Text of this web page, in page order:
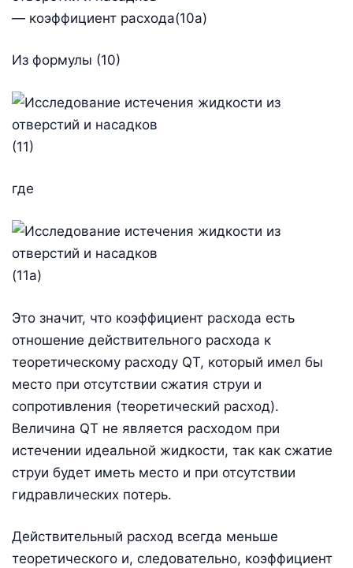
— коэффициент расхода(10а)
Из формулы (10)
(11)
где
(11а)
Это значит, что коэффициент расхода есть
отношение действительного расхода к
теоретическому расходу QТ, который имел бы
место при отсутствии сжатия струи и
сопротивления (теоретический расход).
Величина QТ не является расходом при
истечении идеальной жидкости, так как сжатие
струи будет иметь место и при отсутствии
гидравлических потерь.
Действительный расход всегда меньше
теоретического и, следовательно, коэффициент